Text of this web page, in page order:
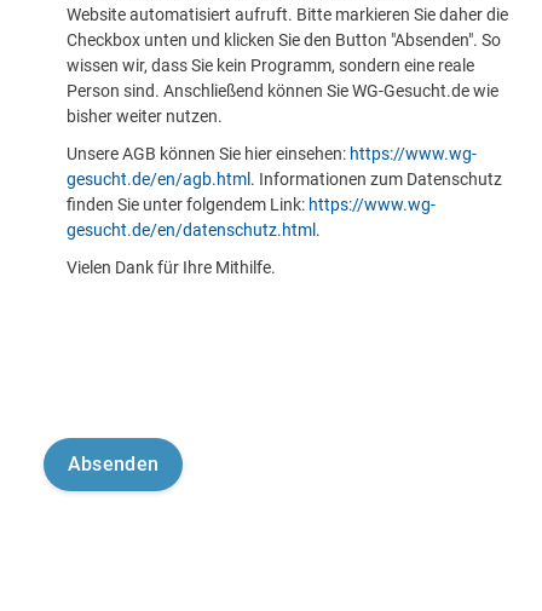
Website automatisiert aufruft. Bitte markieren Sie daher die
Checkbox unten und klicken Sie den Button "Absenden". So
wissen wir, dass Sie kein Programm, sondern eine reale
Person sind. Anschließend können Sie WG-Gesucht.de wie
bisher weiter nutzen.
Unsere AGB können Sie hier einsehen: https://www.wg-
gesucht.de/en/agb.html . Informationen zum Datenschutz
finden Sie unter folgendem Link: https://www.wg-
gesucht.de/en/datenschutz.html .
Vielen Dank für Ihre Mithilfe.